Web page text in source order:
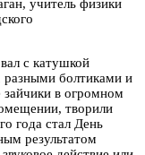
учитель физики
с катушкой
разными болтиками и
в огромном
творили
года стал День
результатом